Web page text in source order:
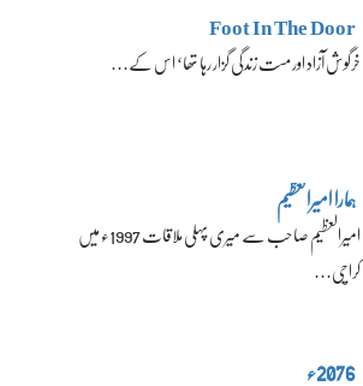
Foot In The Door
خرگوش آزاد اور مست زندگی گزار رہا تھا‘ اس کے…
ہمارا امیرالعظیم
امیرالعظیم صاحب سے میری پہلی ملاقات 1997ء میں
کراچی…
2076ء